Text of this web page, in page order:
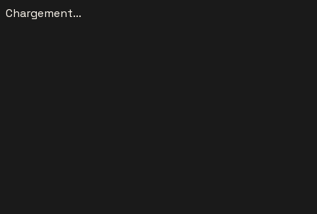
Chargement...